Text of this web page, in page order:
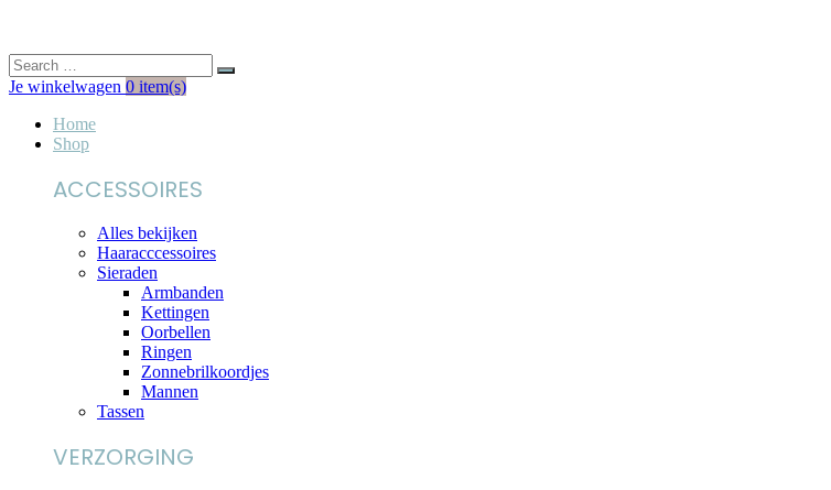
Je winkelwagen 0 item(s)
Home
Shop
ACCESSOIRES
Alles bekijken
Haaracccessoires
Sieraden
Armbanden
Kettingen
Oorbellen
Ringen
Zonnebrilkoordjes
Mannen
Tassen
VERZORGING